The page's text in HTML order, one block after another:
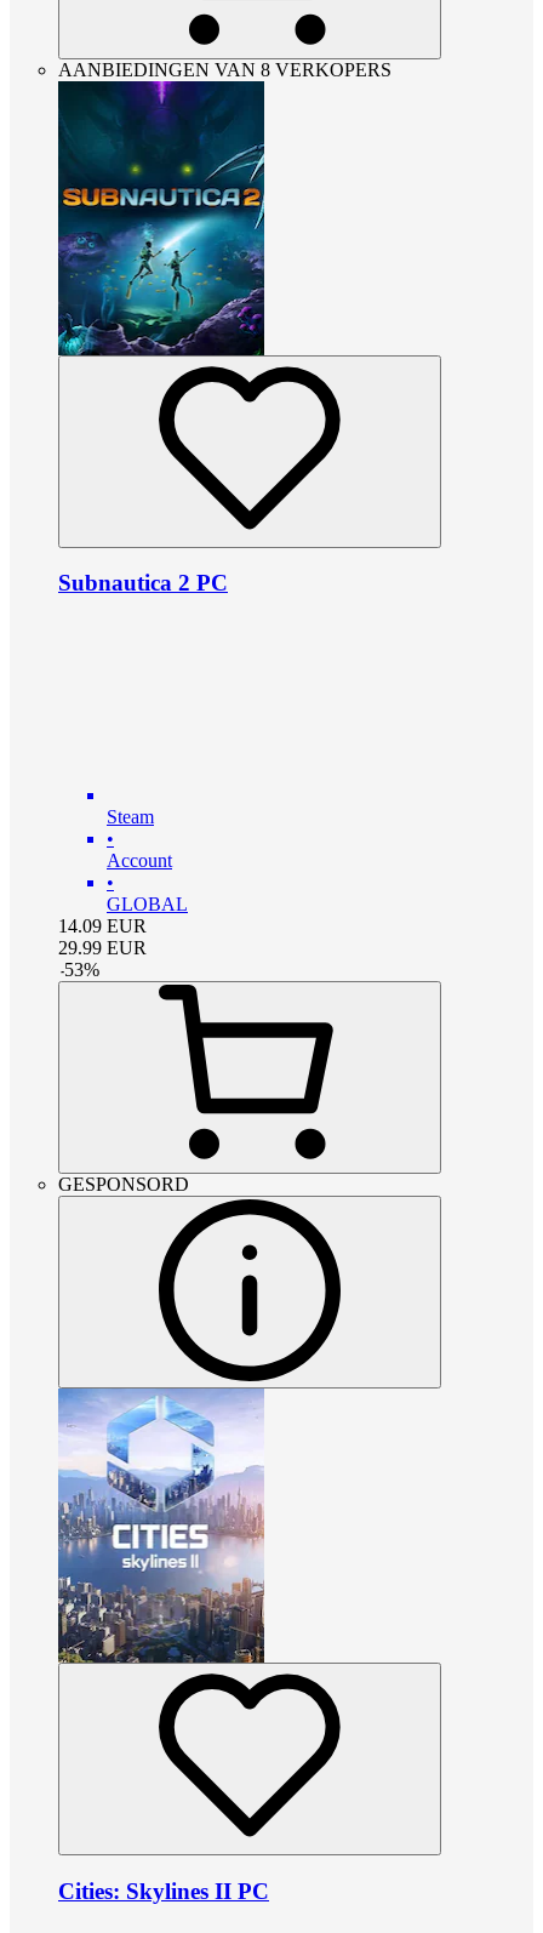
AANBIEDINGEN VAN 8 VERKOPERS
Subnautica 2 PC
Steam
•
Account
•
GLOBAL
14.09 EUR
29.99 EUR
-53%
GESPONSORD
Cities: Skylines II PC